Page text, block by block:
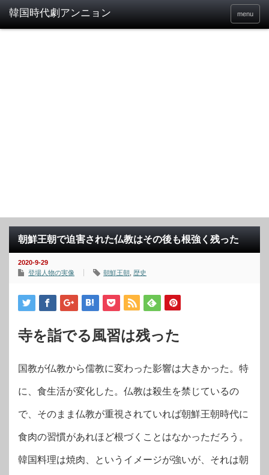
menu
朝鮮王朝で迫害された仏教はその後も根強く残った
2020-9-29
登場人物の実像
朝鮮王朝 歴史
寺を詣でる風習は残った
国教が仏教から儒教に変わった影響は大きかった。特
に、食生活が変化した。仏教は殺生を禁じているの
で、そのまま仏教が重視されていれば朝鮮王朝時代に
食肉の習慣があれほど根づくことはなかっただろう。
韓国料理は焼肉、というイメージが強いが、それは朝